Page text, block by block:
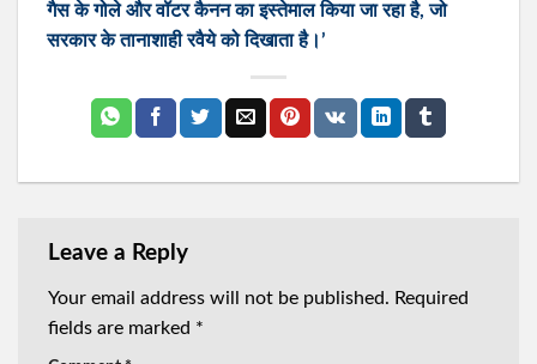
गैस के गोले और वॉटर कैनन का इस्तेमाल किया जा रहा है, जो
सरकार के तानाशाही रवैये को दिखाता है।’
Leave a Reply
Your email address will not be published. Required
fields are marked *